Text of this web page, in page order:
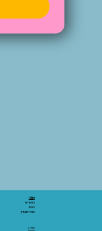
אתר:
מאמרים
חנות
חברי מועדון
מידע: